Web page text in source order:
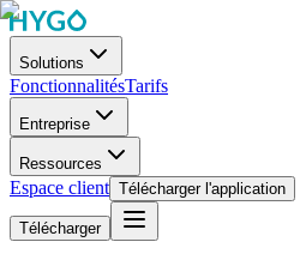
Solutions
FonctionnalitésTarifs
Entreprise
Ressources
Espace client Télécharger l'application
Télécharger